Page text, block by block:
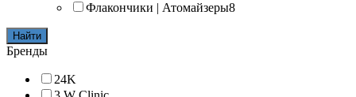
Флакончики | Атомайзеры8
Найти
Бренды
24K